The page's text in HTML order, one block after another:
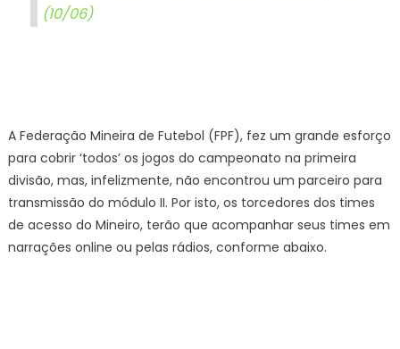
(10/06)
A Federação Mineira de Futebol (FPF), fez um grande esforço
para cobrir ‘todos’ os jogos do campeonato na primeira
divisão, mas, infelizmente, não encontrou um parceiro para
transmissão do módulo II. Por isto, os torcedores dos times
de acesso do Mineiro, terão que acompanhar seus times em
narrações online ou pelas rádios, conforme abaixo.